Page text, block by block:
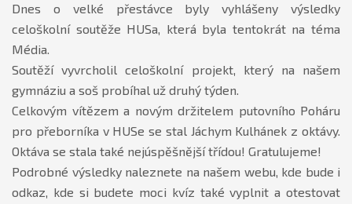
Dnes o velké přestávce byly vyhlášeny výsledky
celoškolní soutěže HUSa, která byla tentokrát na téma
Média.
Soutěží vyvrcholil celoškolní projekt, který na našem
gymnáziu a soš probíhal už druhý týden.
Celkovým vítězem a novým držitelem putovního Poháru
pro přeborníka v HUSe se stal Jáchym Kulhánek z oktávy.
Oktáva se stala také nejúspěšnější třídou! Gratulujeme!
Podrobné výsledky naleznete na našem webu, kde bude i
odkaz, kde si budete moci kvíz také vyplnit a otestovat